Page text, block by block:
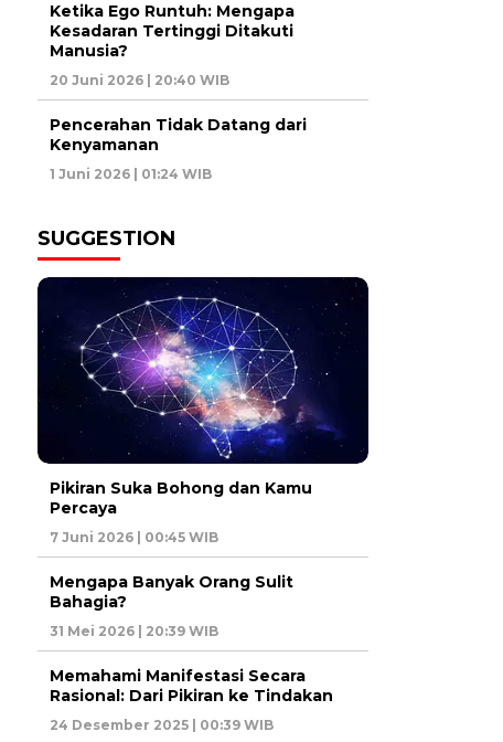
Ketika Ego Runtuh: Mengapa
Kesadaran Tertinggi Ditakuti
Manusia?
20 Juni 2026 | 20:40 WIB
Pencerahan Tidak Datang dari
Kenyamanan
1 Juni 2026 | 01:24 WIB
SUGGESTION
Pikiran Suka Bohong dan Kamu
Percaya
7 Juni 2026 | 00:45 WIB
Mengapa Banyak Orang Sulit
Bahagia?
31 Mei 2026 | 20:39 WIB
Memahami Manifestasi Secara
Rasional: Dari Pikiran ke Tindakan
24 Desember 2025 | 00:39 WIB